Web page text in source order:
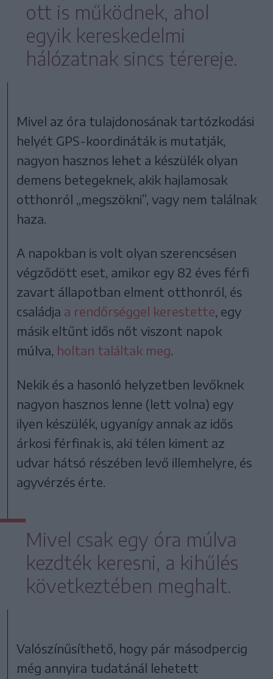
ott is működnek, ahol
egyik kereskedelmi
hálózatnak sincs térereje.
Mivel az óra tulajdonosának tartózkodási
helyét GPS-koordináták is mutatják,
nagyon hasznos lehet a készülék olyan
demens betegeknek, akik hajlamosak
otthonról „megszökni”, vagy nem találnak
haza.
A napokban is volt olyan szerencsésen
végződött eset, amikor egy 82 éves férfi
zavart állapotban elment otthonról, és
családja a rendőrséggel kerestette, egy
másik eltűnt idős nőt viszont napok
múlva, holtan találtak meg.
Nekik és a hasonló helyzetben levőknek
nagyon hasznos lenne (lett volna) egy
ilyen készülék, ugyanígy annak az idős
árkosi férfinak is, aki télen kiment az
udvar hátsó részében levő illemhelyre, és
agyvérzés érte.
Mivel csak egy óra múlva
kezdték keresni, a kihűlés
következtében meghalt.
Valószínűsíthető, hogy pár másodpercig
még annyira tudatánál lehetett